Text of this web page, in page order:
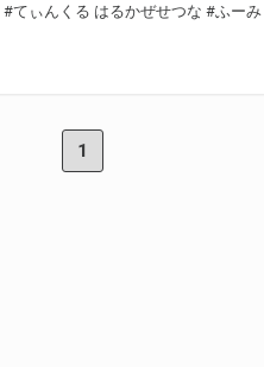
#てぃんくる はるかぜせつな #ふーみ
1